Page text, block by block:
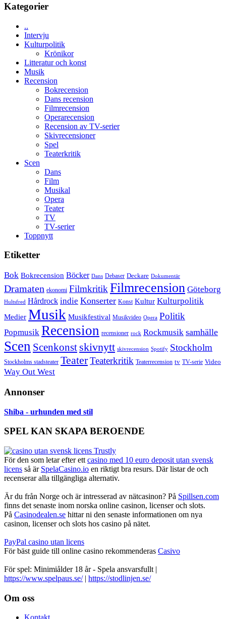
Kategorier
..
Intervju
Kulturpolitik
Krönikor
Litteratur och konst
Musik
Recension
Bokrecension
Dans recension
Filmrecension
Operarecension
Recension av TV-serier
Skivrecensioner
Spel
Teaterkritik
Scen
Dans
Film
Musikal
Opera
Teater
TV
TV-serier
Toppnytt
Etiketter
Bok Bokrecension Böcker Dans Debaser Deckare Dokumentär
Dramaten ekonomi Filmkritik Filmrecension Göteborg
Hultsfred Hårdrock indie Konserter Konst Kultur Kulturpolitik
Medier Musik Musikfestival Musikvideo Opera Politik
Popmusik Recension recensioner rock Rockmusik samhälle
Scen Scenkonst skivnytt skivrecension Spotify Stockholm
Stockholms stadsteater TeaterTeaterkritik Teaterrecension tv TV-serie Video
Way Out West
Annonser
Shiba - urhunden med stil
SPEL KAN SKAPA BEROENDE
För den som letar efter ett casino med 10 euro deposit utan svensk
licens så är SpelaCasino.io en riktigt bra resurs. Där listar de och
recenserar alla tillgängliga alternativ.
Är du från Norge och är intresserad av nätcasinon? På Spillsen.com
finns det senaste inom norska online casinon, licenser och slots.
På Casinodealen.se hittar ni den senaste informationen om nya
casinon, licenser och slots hos casino på nätet.
PayPal casino utan licens
För bäst guide till online casino rekommenderas Casivo
För spel: Minimiålder 18 år - Spela ansvarsfullt |
https://www.spelpaus.se/| https://stodlinjen.se/
Footer
Om oss